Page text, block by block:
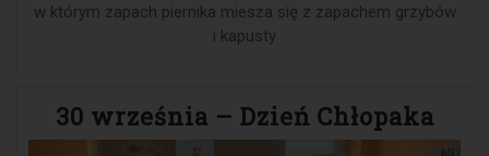
w którym zapach piernika miesza się z zapachem grzybów
i kapusty
30 września – Dzień Chłopaka